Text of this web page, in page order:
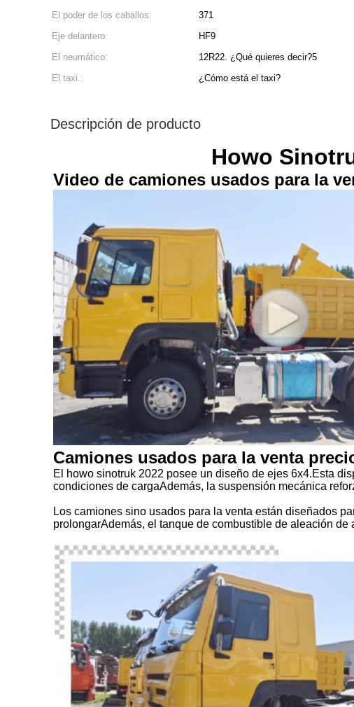
El poder de los caballos:
371
Eje delantero:
HF9
El neumático:
12R22. ¿Qué quieres decir?5
El taxi.:
¿Cómo está el taxi?
Descripción de producto
Howo
Video de camiones usados para la
Camiones usados para la venta
El howo sinotruk 2022 posee un diseño de ejes 6x4.Esta
condiciones de cargaAdemás, la suspensión mecánica
Los camiones sino usados para la venta están diseñados
prolongarAdemás, el tanque de combustible de aleación